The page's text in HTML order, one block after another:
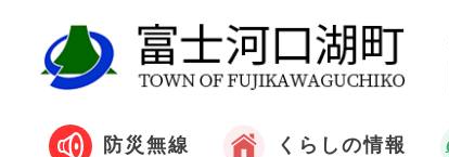
防災無線 くらしの情報